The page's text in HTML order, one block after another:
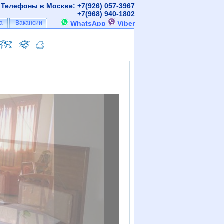
Телефоны в Москве: +7(926) 057-3967
+7(968) 940-1802
WhatsApp
Viber
Вакансии
Вакансии